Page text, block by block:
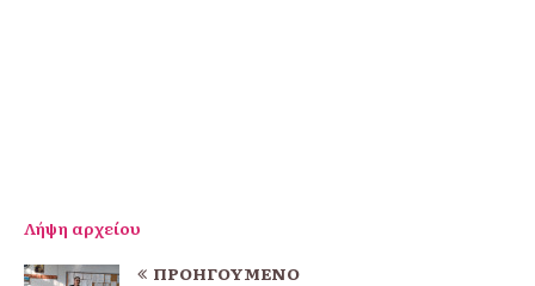
Λήψη αρχείου
ΠΡΟΗΓΟΎΜΕΝΟ